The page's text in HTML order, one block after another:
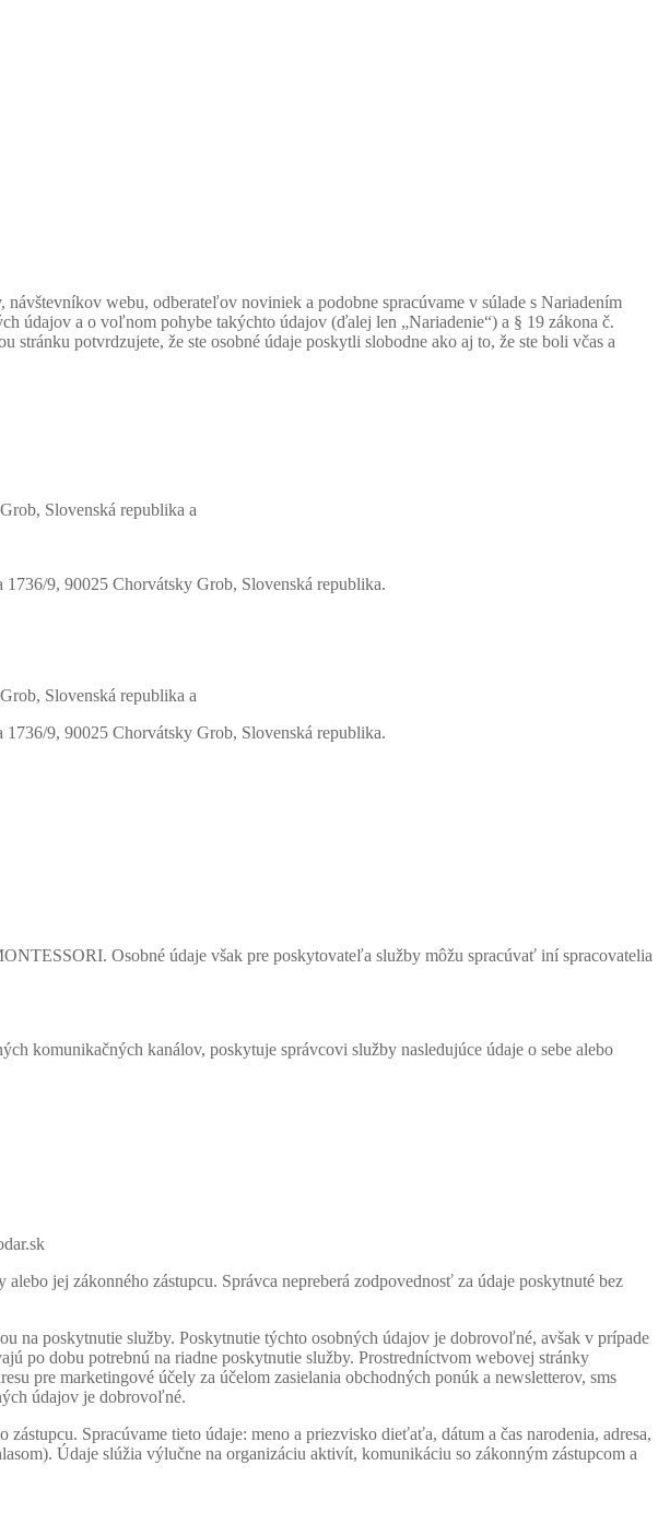
návštevníkov webu, odberateľov noviniek a podobne spracúvame v súlade s Nariadením
údajov a o voľnom pohybe takýchto údajov (ďalej len „Nariadenie“) a § 19 zákona č.
potvrdzujete, že ste osobné údaje poskytli slobodne ako aj to, že ste boli včas a
Slovenská republika a
9, 90025 Chorvátsky Grob, Slovenská republika.
Slovenská republika a
9, 90025 Chorvátsky Grob, Slovenská republika.
Osobné údaje však pre poskytovateľa služby môžu spracúvať iní spracovatelia
komunikačných kanálov, poskytuje správcovi služby nasledujúce údaje o sebe alebo
jej zákonného zástupcu. Správca nepreberá zodpovednosť za údaje poskytnuté bez
na poskytnutie služby. Poskytnutie týchto osobných údajov je dobrovoľné, avšak v prípade
po dobu potrebnú na riadne poskytnutie služby. Prostredníctvom webovej stránky
pre marketingové účely za účelom zasielania obchodných ponúk a newsletterov, sms
údajov je dobrovoľné.
Spracúvame tieto údaje: meno a priezvisko dieťaťa, dátum a čas narodenia, adresa,
Údaje slúžia výlučne na organizáciu aktivít, komunikáciu so zákonným zástupcom a